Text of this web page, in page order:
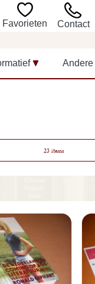
Favorieten Contact
Andere
23 items